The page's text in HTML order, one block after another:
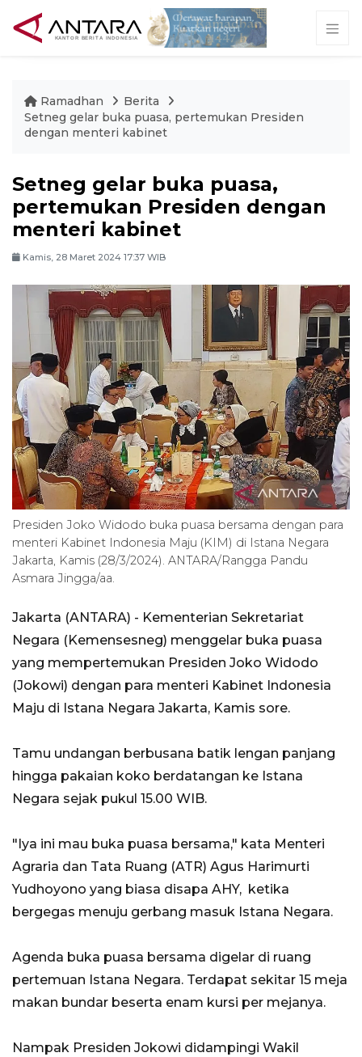
Ramadhan
Berita
Setneg gelar buka puasa, pertemukan Presiden
dengan menteri kabinet
Setneg gelar buka puasa,
pertemukan Presiden dengan
menteri kabinet
Kamis, 28 Maret 2024 17:37 WIB
Presiden Joko Widodo buka puasa bersama dengan para
menteri Kabinet Indonesia Maju (KIM) di Istana Negara
Jakarta, Kamis (28/3/2024). ANTARA/Rangga Pandu
Asmara Jingga/aa.
Jakarta (ANTARA) - Kementerian Sekretariat
Negara (Kemensesneg) menggelar buka puasa
yang mempertemukan Presiden Joko Widodo
(Jokowi) dengan para menteri Kabinet Indonesia
Maju di Istana Negara Jakarta, Kamis sore.
Tamu undangan berbusana batik lengan panjang
hingga pakaian koko berdatangan ke Istana
Negara sejak pukul 15.00 WIB.
"Iya ini mau buka puasa bersama," kata Menteri
Agraria dan Tata Ruang (ATR) Agus Harimurti
Yudhoyono yang biasa disapa AHY, ketika
bergegas menuju gerbang masuk Istana Negara.
Agenda buka puasa bersama digelar di ruang
pertemuan Istana Negara. Terdapat sekitar 15 meja
makan bundar beserta enam kursi per mejanya.
Nampak Presiden Jokowi didampingi Wakil